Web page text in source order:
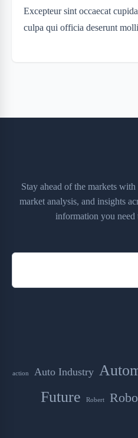
Excepteur sint occaecat
culpa qui officia deserunt
Stay ahead of the markets
market analysis, and insights
information you
action Auto Industry
Future Robert